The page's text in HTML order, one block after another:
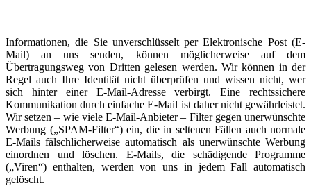
Informationen, die Sie unverschlüsselt per Elektronische Post (E-
Mail) an uns senden, können möglicherweise auf dem
Übertragungsweg von Dritten gelesen werden. Wir können in der
Regel auch Ihre Identität nicht überprüfen und wissen nicht, wer
sich hinter einer E-Mail-Adresse verbirgt. Eine rechtssichere
Kommunikation durch einfache E-Mail ist daher nicht gewährleistet.
Wir setzen – wie viele E-Mail-Anbieter – Filter gegen unerwünschte
Werbung („SPAM-Filter“) ein, die in seltenen Fällen auch normale
E-Mails fälschlicherweise automatisch als unerwünschte Werbung
einordnen und löschen. E-Mails, die schädigende Programme
(„Viren“) enthalten, werden von uns in jedem Fall automatisch
gelöscht.